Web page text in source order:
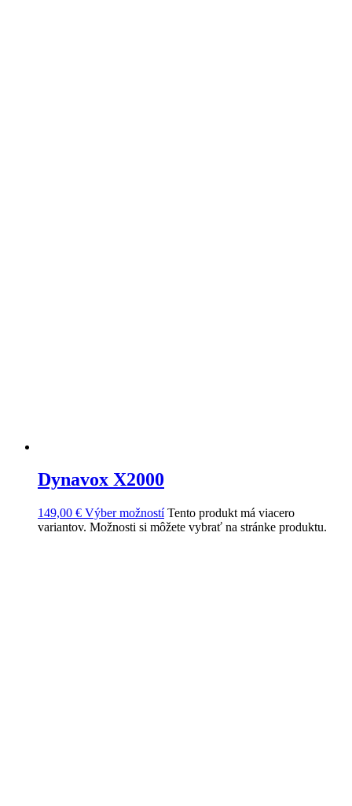
Dynavox X2000
149,00 € Výber možností Tento produkt má viacero
variantov. Možnosti si môžete vybrať na stránke produktu.